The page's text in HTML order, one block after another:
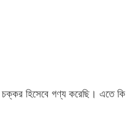
হিসেবে গণ্য করেছি। এতে কি